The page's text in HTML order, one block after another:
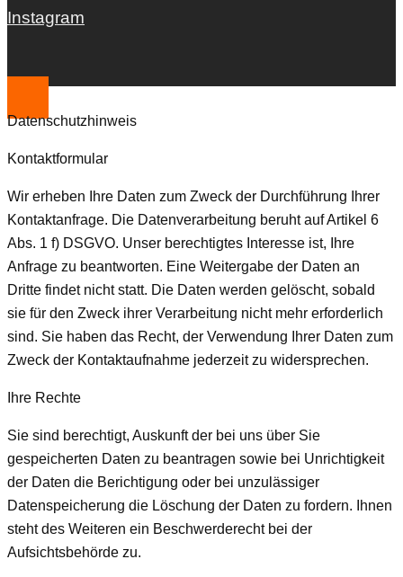
Instagram
Datenschutzhinweis
Kontaktformular
Wir erheben Ihre Daten zum Zweck der Durchführung Ihrer
Kontaktanfrage. Die Datenverarbeitung beruht auf Artikel 6
Abs. 1 f) DSGVO. Unser berechtigtes Interesse ist, Ihre
Anfrage zu beantworten. Eine Weitergabe der Daten an
Dritte findet nicht statt. Die Daten werden gelöscht, sobald
sie für den Zweck ihrer Verarbeitung nicht mehr erforderlich
sind. Sie haben das Recht, der Verwendung Ihrer Daten zum
Zweck der Kontaktaufnahme jederzeit zu widersprechen.
Ihre Rechte
Sie sind berechtigt, Auskunft der bei uns über Sie
gespeicherten Daten zu beantragen sowie bei Unrichtigkeit
der Daten die Berichtigung oder bei unzulässiger
Datenspeicherung die Löschung der Daten zu fordern. Ihnen
steht des Weiteren ein Beschwerderecht bei der
Aufsichtsbehörde zu.